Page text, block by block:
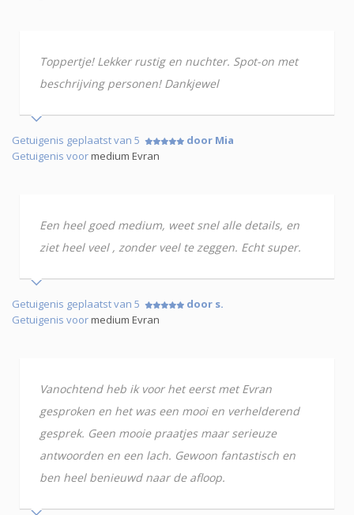
Toppertje! Lekker rustig en nuchter. Spot-on met
beschrijving personen! Dankjewel
Getuigenis geplaatst van 5
door Mia
Getuigenis voormedium Evran
Een heel goed medium, weet snel alle details, en
ziet heel veel , zonder veel te zeggen. Echt super.
Getuigenis geplaatst van 5
door s.
Getuigenis voormedium Evran
Vanochtend heb ik voor het eerst met Evran
gesproken en het was een mooi en verhelderend
gesprek. Geen mooie praatjes maar serieuze
antwoorden en een lach. Gewoon fantastisch en
ben heel benieuwd naar de afloop.